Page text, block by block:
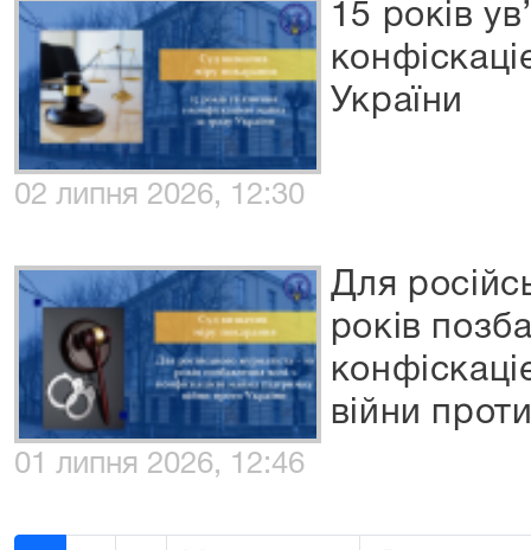
15 років
України
02 липня 2026, 12:30
Для
років
війни
01 липня 2026, 12:46